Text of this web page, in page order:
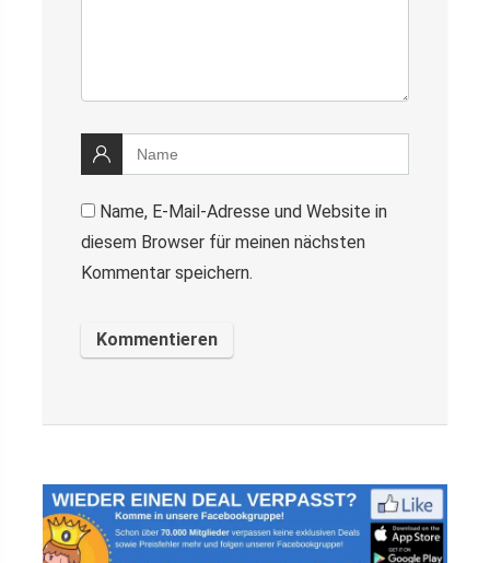
Name, E-Mail-Adresse und Website in
diesem Browser für meinen nächsten
Kommentar speichern.